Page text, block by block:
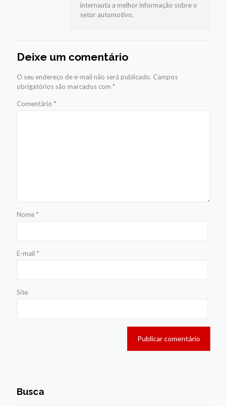
internauta a melhor informação sobre o
setor automotivo.
Deixe um comentário
O seu endereço de e-mail não será publicado. Campos
obrigatórios são marcados com *
Comentário *
Nome*
E-mail *
Site
Busca